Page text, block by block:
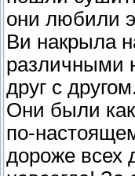
они любили
Ви накрыла
различными
друг с другом.
Они были как
по-
дороже всех